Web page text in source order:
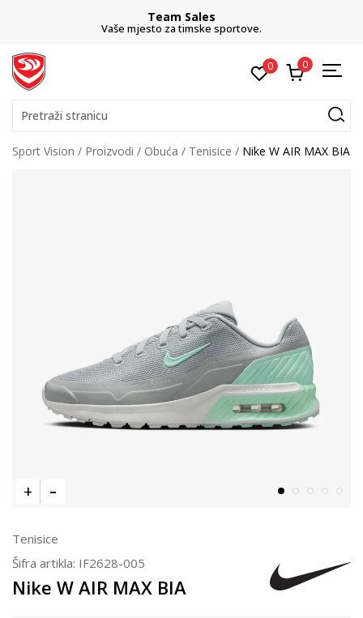
Team Sales
Vaše mjesto za timske sportove.
0 0
Pretraži stranicu
Sport Vision Proizvodi Obuća Tenisice Nike W AIR MAX BIA
Tenisice
Šifra artikla: IF2628-005
Nike W AIR MAX BIA